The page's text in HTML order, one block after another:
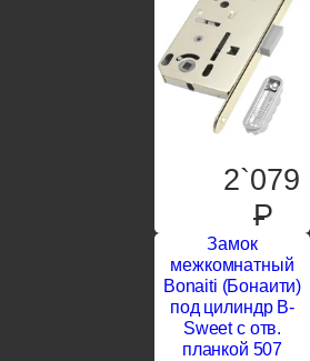
2`079
P
Замок
межкомнатный
Bonaiti (Бонаити)
под цилиндр B-
Sweet с отв.
планкой 507